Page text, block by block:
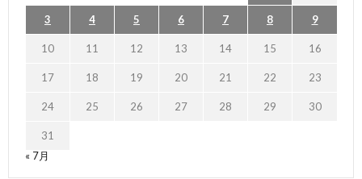
3 4 5 6 7 8 9
10 11 12 13 14 15 16
17 18 19 20 21 22 23
24 25 26 27 28 29 30
31
« 7月